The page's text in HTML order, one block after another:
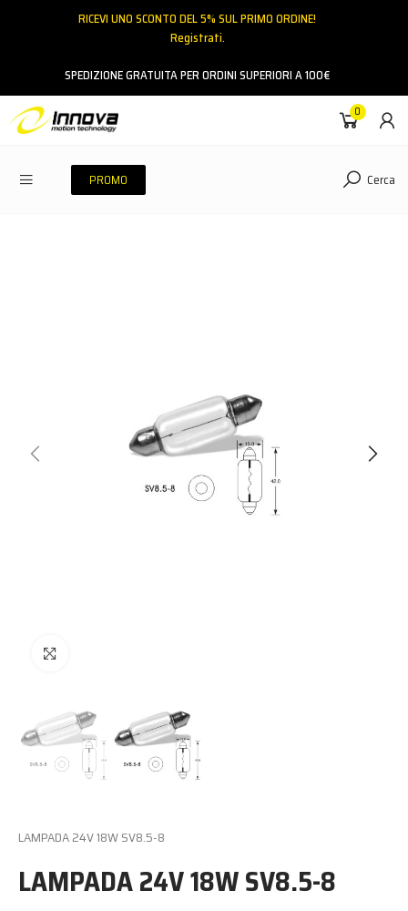
RICEVI UNO SCONTO DEL 5% SUL PRIMO ORDINE!
Registrati.
SPEDIZIONE GRATUITA PER ORDINI SUPERIORI A 100€
0
PROMO Cerca
LAMPADA 24V 18W SV8.5-8
LAMPADA 24V 18W SV8.5-8